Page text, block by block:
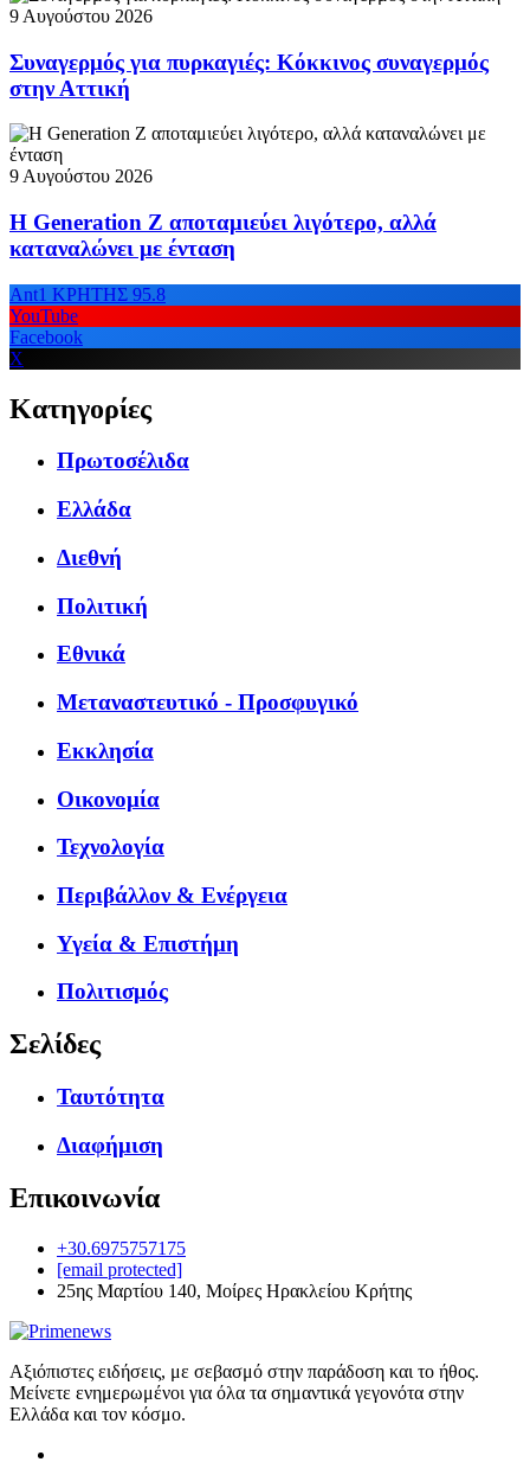
9 Αυγούστου 2026
Συναγερμός για πυρκαγιές: Κόκκινος συναγερμός
στην Αττική
9 Αυγούστου 2026
Η Generation Z αποταμιεύει λιγότερο, αλλά
καταναλώνει με ένταση
Ant1 ΚΡΗΤΗΣ 95.8
YouTube
Facebook
X
Κατηγορίες
Πρωτοσέλιδα
Ελλάδα
Διεθνή
Πολιτική
Εθνικά
Μεταναστευτικό - Προσφυγικό
Εκκλησία
Οικονομία
Τεχνολογία
Περιβάλλον & Ενέργεια
Υγεία & Επιστήμη
Πολιτισμός
Σελίδες
Ταυτότητα
Διαφήμιση
Επικοινωνία
+30.6975757175
[email protected]
25ης Μαρτίου 140, Μοίρες Ηρακλείου Κρήτης
Αξιόπιστες ειδήσεις, με σεβασμό στην παράδοση και το ήθος.
Μείνετε ενημερωμένοι για όλα τα σημαντικά γεγονότα στην
Ελλάδα και τον κόσμο.